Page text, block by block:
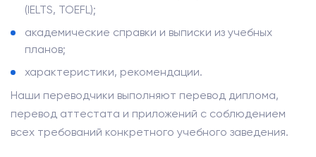
(IELTS, TOEFL);
академические справки и выписки из учебных
планов;
характеристики, рекомендации.
Наши переводчики выполняют перевод диплома,
перевод аттестата и приложений с соблюдением
всех требований конкретного учебного заведения.